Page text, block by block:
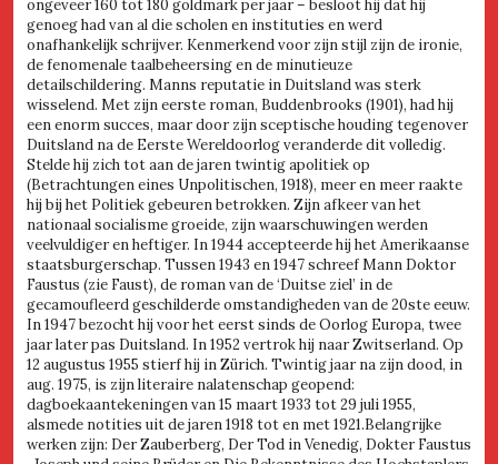
ongeveer 160 tot 180 goldmark per jaar – besloot hij dat hij
genoeg had van al die scholen en instituties en werd
onafhankelijk schrijver. Kenmerkend voor zijn stijl zijn de ironie,
de fenomenale taalbeheersing en de minutieuze
detailschildering. Manns reputatie in Duitsland was sterk
wisselend. Met zijn eerste roman, Buddenbrooks (1901), had hij
een enorm succes, maar door zijn sceptische houding tegenover
Duitsland na de Eerste Wereldoorlog veranderde dit volledig.
Stelde hij zich tot aan de jaren twintig apolitiek op
(Betrachtungen eines Unpolitischen, 1918), meer en meer raakte
hij bij het Politiek gebeuren betrokken. Zijn afkeer van het
nationaal socialisme groeide, zijn waarschuwingen werden
veelvuldiger en heftiger. In 1944 accepteerde hij het Amerikaanse
staatsburgerschap. Tussen 1943 en 1947 schreef Mann Doktor
Faustus (zie Faust), de roman van de ‘Duitse ziel’ in de
gecamoufleerd geschilderde omstandigheden van de 20ste eeuw.
In 1947 bezocht hij voor het eerst sinds de Oorlog Europa, twee
jaar later pas Duitsland. In 1952 vertrok hij naar Zwitserland. Op
12 augustus 1955 stierf hij in Zürich. Twintig jaar na zijn dood, in
aug. 1975, is zijn literaire nalatenschap geopend:
dagboekaantekeningen van 15 maart 1933 tot 29 juli 1955,
alsmede notities uit de jaren 1918 tot en met 1921.Belangrijke
werken zijn: Der Zauberberg, Der Tod in Venedig, Dokter Faustus